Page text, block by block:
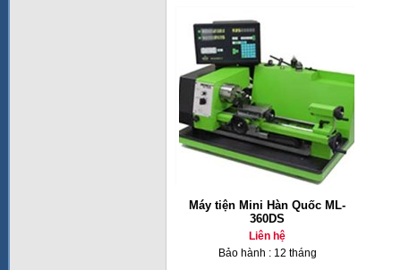
Máy tiện Mini Hàn Quốc ML-
360DS
Liên hệ
Bảo hành : 12 tháng